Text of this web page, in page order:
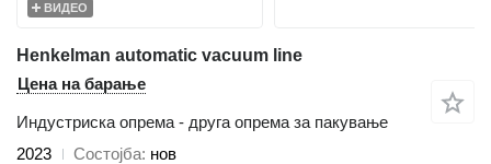
ВИДЕО
Henkelman automatic vacuum line
Цена на барање
Индустриска опрема - друга опрема за пакување
2023
Состојба нов